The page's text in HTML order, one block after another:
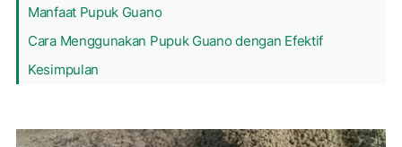
Manfaat Pupuk Guano
Cara Menggunakan Pupuk Guano dengan Efektif
Kesimpulan